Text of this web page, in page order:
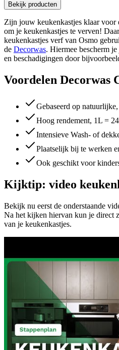
Bekijk producten
Zijn jouw keukenkastjes klaar
om je keukenkastjes te verven!
keukenkastjes verf van Osmo
de Decorwas. Hiermee bescherm
en beschadigingen door
Voordelen Decorwas
Gebaseerd op
Hoog rendement, 1L =
Intensieve Wash- of
Plaatselijk bij te werken
Ook geschikt voor
Kijktip: video
Bekijk nu eerst de onderstaande
Na het kijken hiervan kun je direct
van je keukenkastjes.